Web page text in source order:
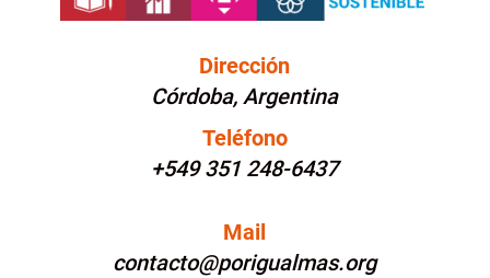
Dirección
Córdoba, Argentina
Teléfono
+549 351 248-6437
Mail
contacto@porigualmas.org